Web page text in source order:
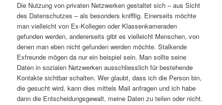
Die Nutzung von privaten Netzwerken gestaltet sich – aus Sicht
des Datenschutzes – als besonders knifflig. Einerseits möchte
man vielleicht von Ex-Kollegen oder Klassenkameraden
gefunden werden, andererseits gibt es vielleicht Menschen, von
denen man eben nicht gefunden werden möchte. Stalkende
Exfreunde mögen da nur ein beispiel sein. Man sollte seine
Daten in sozialen Netzwerken ausschliesslich für bestehende
Kontakte sichtbar schalten. Wer glaubt, dass ich die Person bin,
die gesucht wird, kann dies mittels Mail anfragen und ich habe
dann die Entscheidungsgewalt, meine Daten zu teilen oder nicht.